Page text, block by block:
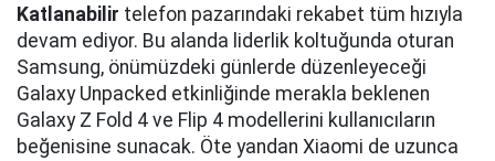
Katlanabilir telefon pazarındaki rekabet tüm hızıyla
devam ediyor. Bu alanda liderlik koltuğunda oturan
Samsung, önümüzdeki günlerde düzenleyeceği
Galaxy Unpacked etkinliğinde merakla beklenen
Galaxy Z Fold 4 ve Flip 4 modellerini kullanıcıların
beğenisine sunacak. Öte yandan Xiaomi de uzunca